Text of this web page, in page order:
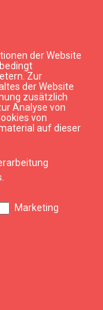
der Website
Zur
der Website
zusätzlich
Analyse von
von
auf dieser
Marketing